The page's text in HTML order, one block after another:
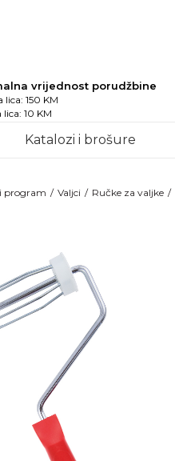
vrijednost porudžbine
lica: 150 KM
lica: 10 KM
Katalozi i brošure
program Valjci Ručke za valjke